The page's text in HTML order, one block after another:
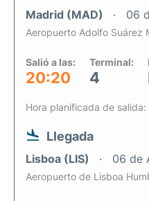
Madrid (MAD) 06
Aeropuerto Adolfo Suárez
Salió a las:
20:20
Terminal:
4
Hora planificada de salida:
Llegada
Lisboa (LIS) 06 de
Aeropuerto de Lisboa